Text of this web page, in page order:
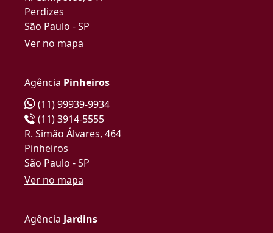
Perdizes
São Paulo - SP
Ver no mapa
Agência Pinheiros
(11) 99939-9934
(11) 3914-5555
R. Simão Álvares, 464
Pinheiros
São Paulo - SP
Ver no mapa
Agência Jardins